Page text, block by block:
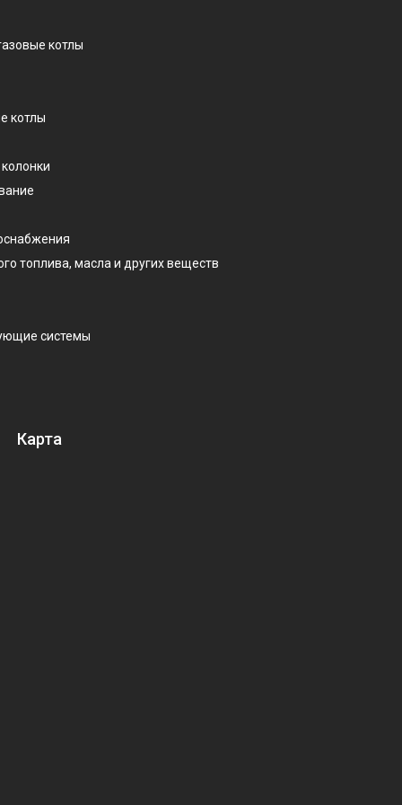
котлы
котлы
топлива, масла и других веществ
системы
Карта